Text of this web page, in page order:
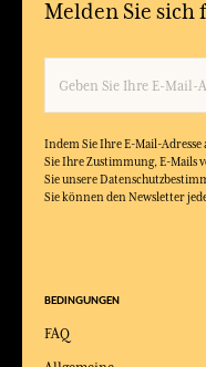
Melden Sie sich
Indem Sie Ihre E-Mail-
Sie Ihre Zustimmung, E-Mails
Sie unsere
Sie können den Newsletter
BEDINGUNGEN
FAQ